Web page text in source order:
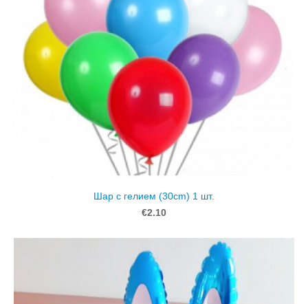
Шар с гелием (30cm) 1 шт.
€2.10